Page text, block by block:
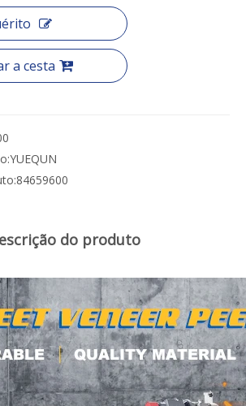
a cesta
YUEQUN
84659600
do produto